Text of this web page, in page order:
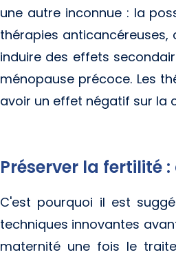
une autre inconnue : la
thérapies
induire des effets
ménopause précoce. Les
avoir un effet négatif sur la
Préserver la fertilité
C'est pourquoi il est
techniques innovantes
maternité une fois le